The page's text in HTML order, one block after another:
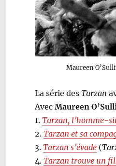
Maureen
La série desTarzan
AvecMaureen
1.Tarzan, l’homme-
2.Tarzan et sa
3.Tarzan s’évade (
4.Tarzan trouve un